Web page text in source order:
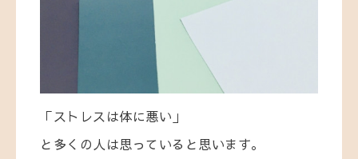
「ストレスは体に悪い」
と多くの人は思っていると思います。